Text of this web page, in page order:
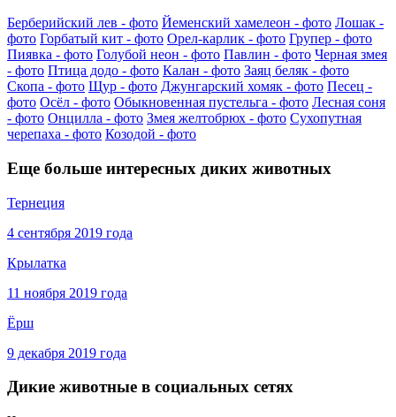
Берберийский лев - фото Йеменский хамелеон - фото Лошак -
фото Горбатый кит - фото Орел-карлик - фото Групер - фото
Пиявка - фото Голубой неон - фото Павлин - фото Черная змея
- фото Птица додо - фото Калан - фото Заяц беляк - фото
Скопа - фото Щур - фото Джунгарский хомяк - фото Песец -
фото Осёл - фото Обыкновенная пустельга - фото Лесная соня
- фото Онцилла - фото Змея желтобрюх - фото Сухопутная
черепаха - фото Козодой - фото
Еще больше интересных диких животных
Тернеция
4 сентября 2019 года
Крылатка
11 ноября 2019 года
Ёрш
9 декабря 2019 года
Дикие животные в социальных сетях